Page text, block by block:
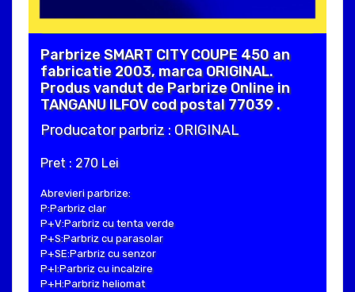
Parbrize SMART CITY COUPE 450 an
fabricatie 2003, marca ORIGINAL.
Produs vandut de Parbrize Online in
TANGANU ILFOV cod postal 77039 .
Producator parbriz : ORIGINAL
Pret : 270 Lei
Abrevieri parbrize:
P:Parbriz clar
P+V:Parbriz cu tenta verde
P+S:Parbriz cu parasolar
P+SE:Parbriz cu senzor
P+I:Parbriz cu incalzire
P+H:Parbriz heliomat